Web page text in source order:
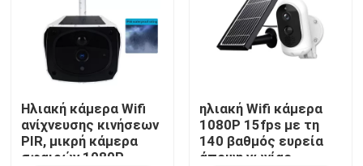
Εσωτερικά εγχώρια κάμερα ασφαλείας
4G ηλιακή κάμερα
Ηλιακή κάμερα Wifi
ανίχνευσης κινήσεων
PIR, μικρή κάμερα
σφαιρών 1080P
ηλιακή Wifi κάμερα
1080P 15fps με τη
140 βαθμός ευρεία
άποψη γωνίας